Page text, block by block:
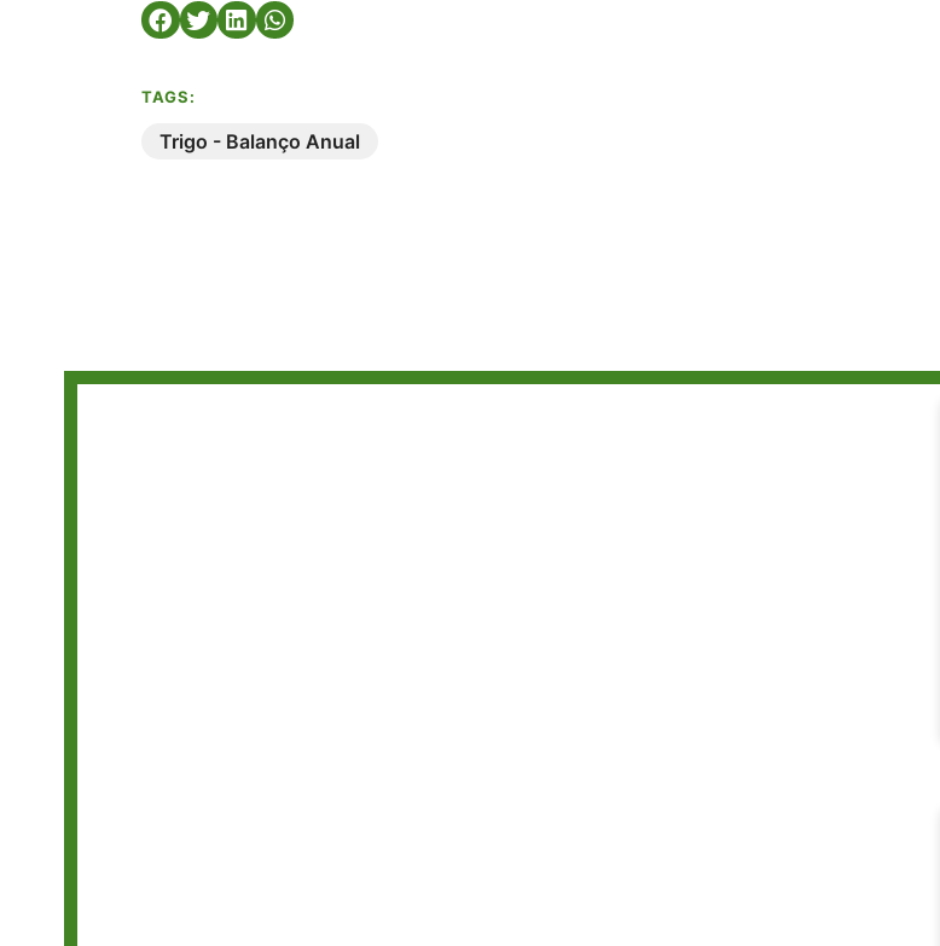
TAGS:
Trigo - Balanço Anual